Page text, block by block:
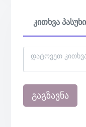
კითხვა პასუხი
გაგზავნა